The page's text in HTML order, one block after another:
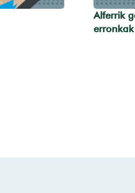
Alferrik